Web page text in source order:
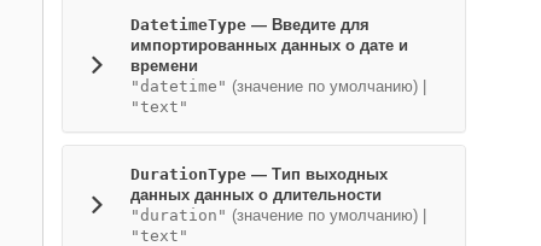
DatetimeType — Введите для
импортированных данных о дате и
времени
"datetime" (значение по умолчанию) |
"text"
DurationType — Тип выходных
данных данных о длительности
"duration" (значение по умолчанию) |
"text"